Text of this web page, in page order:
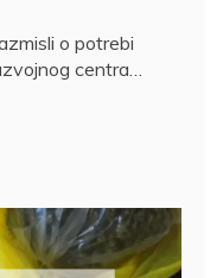
o potrebi
centra…